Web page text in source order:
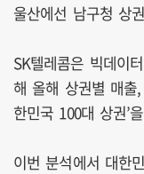
울산에선 남구청 상
SK텔레콤은 빅데이
해 올해 상권별 매출
한민국 100대 상권’
이번 분석에서 대한